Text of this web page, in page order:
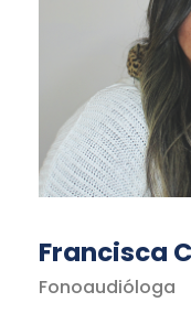
Francisca
Fonoaudióloga